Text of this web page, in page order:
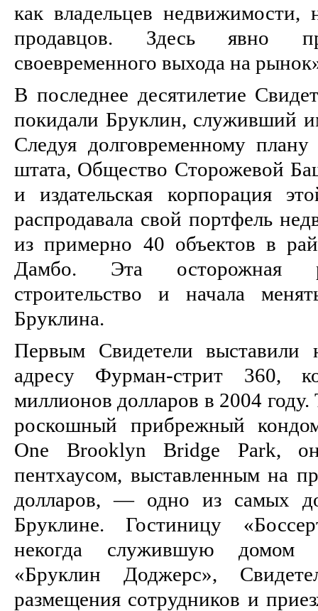
как владельцев
продавцов. Здесь явно
своевременного выхода на
В последнее десятилетие
покидали Бруклин, служивший
Следуя долговременному
штата, Общество Сторожевой
и издательская корпорация
распродавала свой портфель
из примерно 40 объектов в
Дамбо. Эта осторожная
строительство и начала
Бруклина.
Первым Свидетели выставили
адресу Фурман-стрит 360,
миллионов долларов в 2004
роскошный прибрежный
One Brooklyn Bridge Park,
пентхаусом, выставленным на
долларов, — одно из самых
Бруклине. Гостиницу
некогда служившую домом
«Бруклин Доджерс»,
размещения сотрудников и